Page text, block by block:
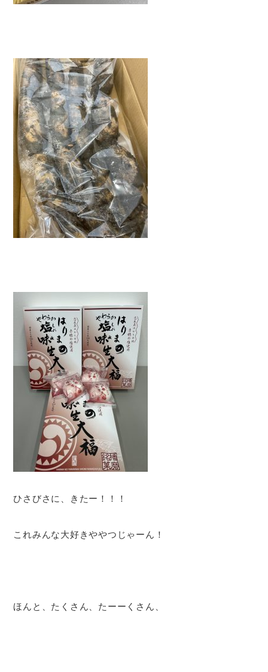
ひさびさに、きたー！！！
これみんな大好きややつじゃーん！
ほんと、たくさん、たーーくさん、